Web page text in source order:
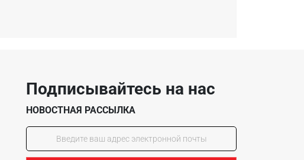
Подписывайтесь на нас
НОВОСТНАЯ РАССЫЛКА